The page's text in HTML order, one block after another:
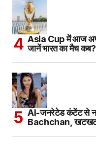
Asia Cup में आज
जानें भारत का मैच कब?
AI-जनरेटेड कंटेंट से
Bachchan,